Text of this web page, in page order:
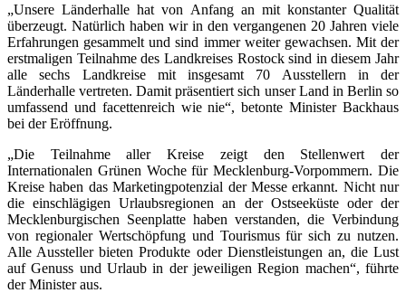
„Unsere Länderhalle hat von Anfang an mit konstanter Qualität
überzeugt. Natürlich haben wir in den vergangenen 20 Jahren viele
Erfahrungen gesammelt und sind immer weiter gewachsen. Mit der
erstmaligen Teilnahme des Landkreises Rostock sind in diesem Jahr
alle sechs Landkreise mit insgesamt 70 Ausstellern in der
Länderhalle vertreten. Damit präsentiert sich unser Land in Berlin so
umfassend und facettenreich wie nie“, betonte Minister Backhaus
bei der Eröffnung.
„Die Teilnahme aller Kreise zeigt den Stellenwert der
Internationalen Grünen Woche für Mecklenburg-Vorpommern. Die
Kreise haben das Marketingpotenzial der Messe erkannt. Nicht nur
die einschlägigen Urlaubsregionen an der Ostseeküste oder der
Mecklenburgischen Seenplatte haben verstanden, die Verbindung
von regionaler Wertschöpfung und Tourismus für sich zu nutzen.
Alle Aussteller bieten Produkte oder Dienstleistungen an, die Lust
auf Genuss und Urlaub in der jeweiligen Region machen“, führte
der Minister aus.